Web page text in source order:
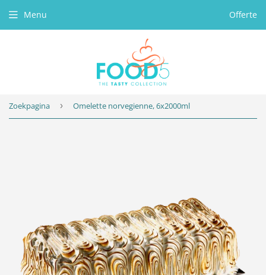
Menu Offerte
Zoekpagina › Omelette norvegienne, 6x2000ml